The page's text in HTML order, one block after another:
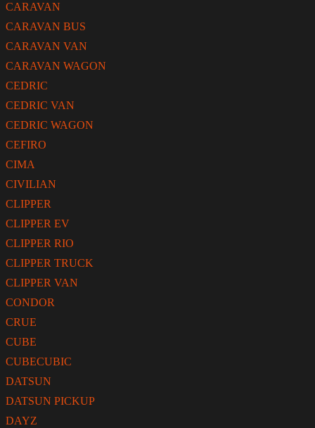
CARAVAN
CARAVAN BUS
CARAVAN VAN
CARAVAN WAGON
CEDRIC
CEDRIC VAN
CEDRIC WAGON
CEFIRO
CIMA
CIVILIAN
CLIPPER
CLIPPER EV
CLIPPER RIO
CLIPPER TRUCK
CLIPPER VAN
CONDOR
CRUE
CUBE
CUBECUBIC
DATSUN
DATSUN PICKUP
DAYZ